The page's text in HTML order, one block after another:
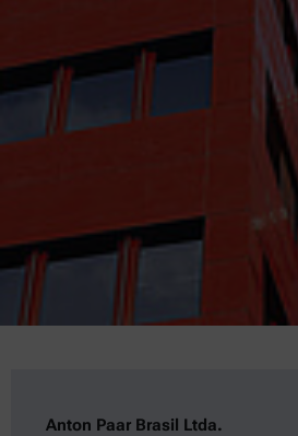
Anton Paar Brasil Ltda.